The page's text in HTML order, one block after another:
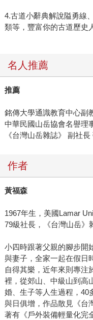
4.古道小辭典解說隘勇線
類等，豐富你的古道歷史
名人推薦
推薦
銘傳大學通識教育中心副
中華民國山岳協會名譽理
《台灣山岳雜誌》 副社長
作者
黃福森
1967年生，美國Lamar
79級社長，《台灣山岳》
小四時跟著父親的腳步開
與妻子，全家一起在假日
自得其樂，近年來則專注
裡，從郊山、中級山到高
婚、生子等人生過程，40
與日俱增，作品散見《台
著有《戶外裝備輕量化完